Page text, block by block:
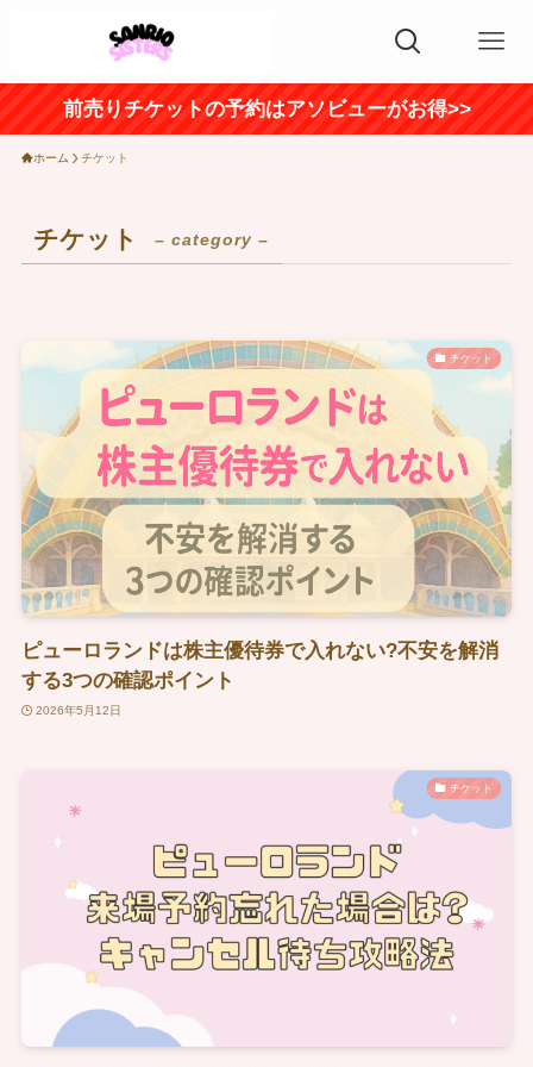
前売りチケットの予約はアソビューがお得>>
ホーム チケット
チケット – category –
チケット
ピューロランドは株主優待券で入れない?不安を解消
する3つの確認ポイント
2026年5月12日
チケット